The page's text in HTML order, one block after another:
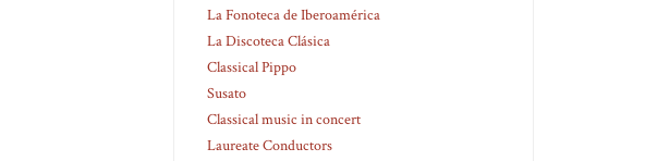
La Fonoteca de Iberoamérica
La Discoteca Clásica
Classical Pippo
Susato
Classical music in concert
Laureate Conductors